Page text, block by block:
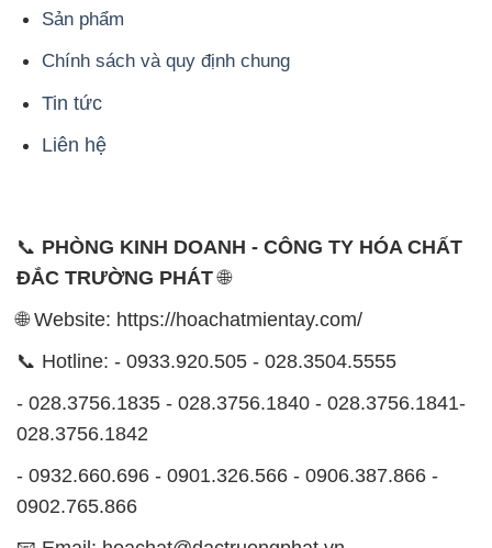
Sản phẩm
Chính sách và quy định chung
Tin tức
Liên hệ
📞 PHÒNG KINH DOANH - CÔNG TY HÓA CHẤT
ĐẮC TRƯỜNG PHÁT🌐
🌐 Website: https://hoachatmientay.com/
📞 Hotline: - 0933.920.505 - 028.3504.5555
- 028.3756.1835 - 028.3756.1840 - 028.3756.1841-
028.3756.1842
- 0932.660.696 - 0901.326.566 - 0906.387.866 -
0902.765.866